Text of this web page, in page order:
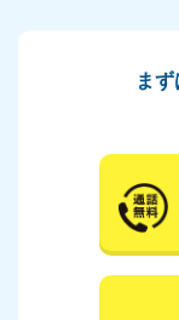
ま